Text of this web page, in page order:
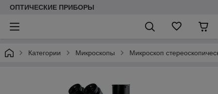
ОПТИЧЕСКИЕ ПРИБОРЫ
Категории Микроскопы Микроскоп